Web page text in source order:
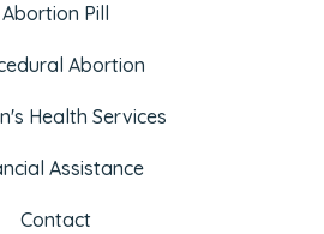
Abortion Pill
Abortion
Health Services
Assistance
Contact